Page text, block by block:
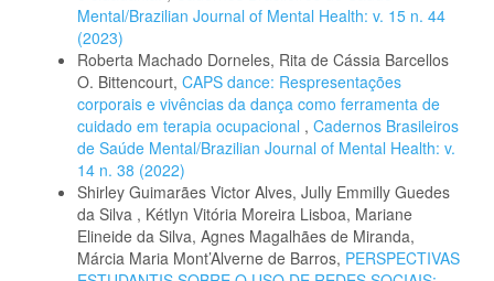
Mental/Brazilian Journal of Mental Health: v. 15 n. 44
(2023)
Roberta Machado Dorneles, Rita de Cássia Barcellos
O. Bittencourt, CAPS dance: Respresentações
corporais e vivências da dança como ferramenta de
cuidado em terapia ocupacional , Cadernos Brasileiros
de Saúde Mental/Brazilian Journal of Mental Health: v.
14 n. 38 (2022)
Shirley Guimarães Victor Alves, Jully Emmilly Guedes
da Silva , Kétlyn Vitória Moreira Lisboa, Mariane
Elineide da Silva, Agnes Magalhães de Miranda,
Márcia Maria Mont’Alverne de Barros, PERSPECTIVAS